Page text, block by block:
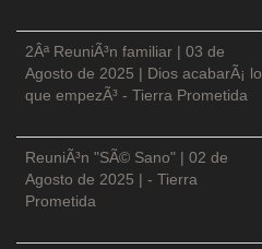
2Âª ReuniÃ³n familiar | 03 de
Agosto de 2025 | Dios acabarÃ¡ lo
que empezÃ³ - Tierra Prometida
ReuniÃ³n "SÃ© Sano" | 02 de
Agosto de 2025 | - Tierra
Prometida